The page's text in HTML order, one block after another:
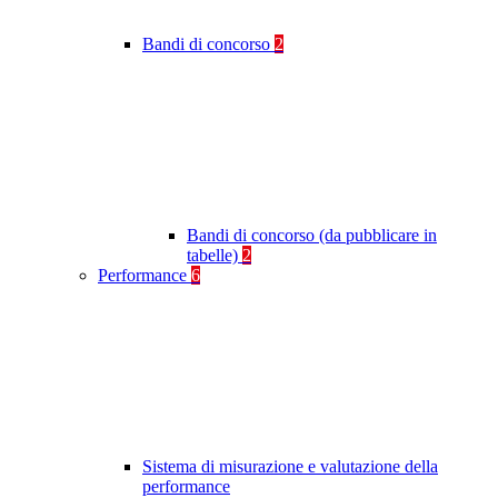
Bandi di concorso 2
Bandi di concorso (da pubblicare in
tabelle) 2
Performance 6
Sistema di misurazione e valutazione della
performance